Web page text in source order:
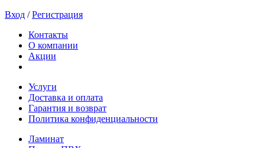
Вход /Регистрация
Контакты
О компании
Акции
Услуги
Доставка и оплата
Гарантия и возврат
Политика конфиденциальности
Ламинат